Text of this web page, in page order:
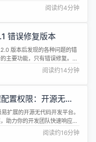
不佳…… 这些困扰，
解决！作为一款强大的连接工
于轻松连接安卓与电脑，为大
验，全面提升工作效率。 现
Li...
阅读约4分钟
错误修复版本
版本后发现的各种问题的错
主要功能，只有错误修复。该
v0.9.* 及之后所有版本创
新内容 [开发] MultiFileReader
中的内部错误，由 @Tishj 在
阅读约14分钟
置权限：开源无代
NocoBase
扩展的开源无代码开发平台。
助力你的开发团队快速响应变
必投入几年时间和数百万资金
部署 NocoBase。
阅读约16分钟